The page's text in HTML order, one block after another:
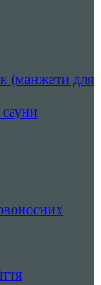
(манжети для